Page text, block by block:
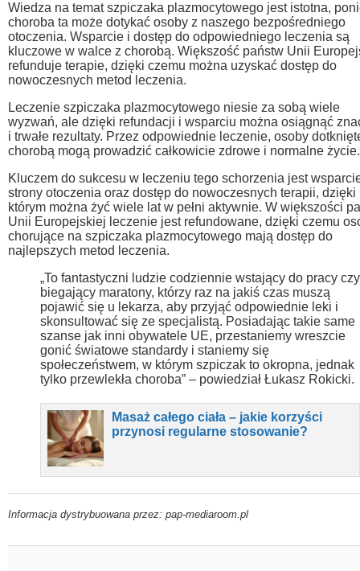
Wiedza na temat szpiczaka plazmocytowego jest istotna,
choroba ta może dotykać osoby z naszego bezpośredniego
otoczenia. Wsparcie i dostęp do odpowiedniego leczenia są
kluczowe w walce z chorobą. Większość państw Unii
refunduje terapie, dzięki czemu można uzyskać dostęp do
nowoczesnych metod leczenia.
Leczenie szpiczaka plazmocytowego niesie za sobą wiele
wyzwań, ale dzięki refundacji i wsparciu można osiągnąć
i trwałe rezultaty. Przez odpowiednie leczenie, osoby
chorobą mogą prowadzić całkowicie zdrowe i normalne życie.
Kluczem do sukcesu w leczeniu tego schorzenia jest
strony otoczenia oraz dostęp do nowoczesnych terapii, dzięki
którym można żyć wiele lat w pełni aktywnie. W większości
Unii Europejskiej leczenie jest refundowane, dzięki czemu
chorujące na szpiczaka plazmocytowego mają dostęp do
najlepszych metod leczenia.
„To fantastyczni ludzie codziennie wstający do pracy czy
biegający maratony, którzy raz na jakiś czas muszą
pojawić się u lekarza, aby przyjąć odpowiednie leki i
skonsultować się ze specjalistą. Posiadając takie same
szanse jak inni obywatele UE, przestaniemy wreszcie
gonić światowe standardy i staniemy się
społeczeństwem, w którym szpiczak to okropna, jednak
tylko przewlekła choroba” – powiedział Łukasz Rokicki.
Masaż całego ciała – jakie korzyści
przynosi regularne stosowanie?
Informacja dystrybuowana przez: pap-mediaroom.pl